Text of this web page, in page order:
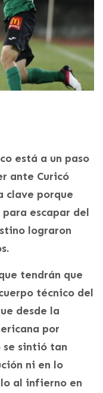
está a un paso
ante Curicó
clave porque
escapar del
lograron
tendrán que
técnico del
desde la
por
se sintió tan
ni en lo
al infierno en